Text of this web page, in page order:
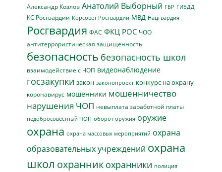
Александр Козлов Анатолий Выборный ГБР ГИБДД
КС Росгвардии Корсовет Росгвардии МВД Нацгвардия
Росгвардия ФАС ФКЦ РОС ЧОО
антитеррористическая защищенность
безопасность безопасность школ
взаимодействие с ЧОП видеонаблюдение
госзакупки закон законопроект конкурс на охрану
коронавирус мошенники мошенничество
нарушения ЧОП невыплата заработной платы
недобросовестный ЧОП оборот оружия оружие
охрана охрана массовых мероприятий охрана
образовательных учреждений охрана
школ охранник охранники полиция